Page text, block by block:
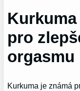
pro
orgasmu
Kurkuma je známá